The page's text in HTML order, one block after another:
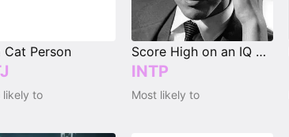
Cat Person
likely to
Score High on an IQ Test
INTP
Most likely to